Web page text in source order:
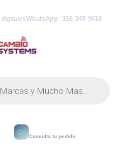
digitalesWhatsApp: 316 349 5618
Consulta tu pedido